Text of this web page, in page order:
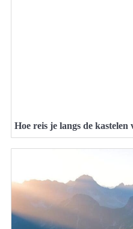
Hoe reis je langs de kastelen